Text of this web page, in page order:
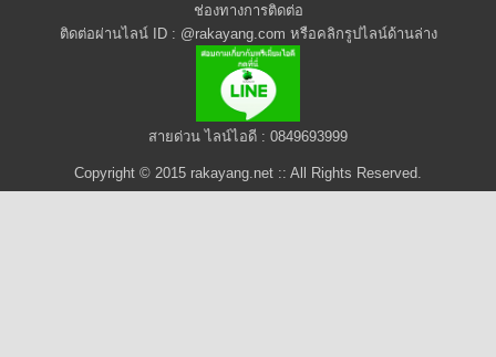
ช่องทางการติดต่อ
ติดต่อผ่านไลน์ ID : @rakayang.com หรือคลิกรูปไลน์ด้านล่าง
สายด่วน ไลน์ไอดี : 0849693999
Copyright © 2015 rakayang.net :: All Rights Reserved.